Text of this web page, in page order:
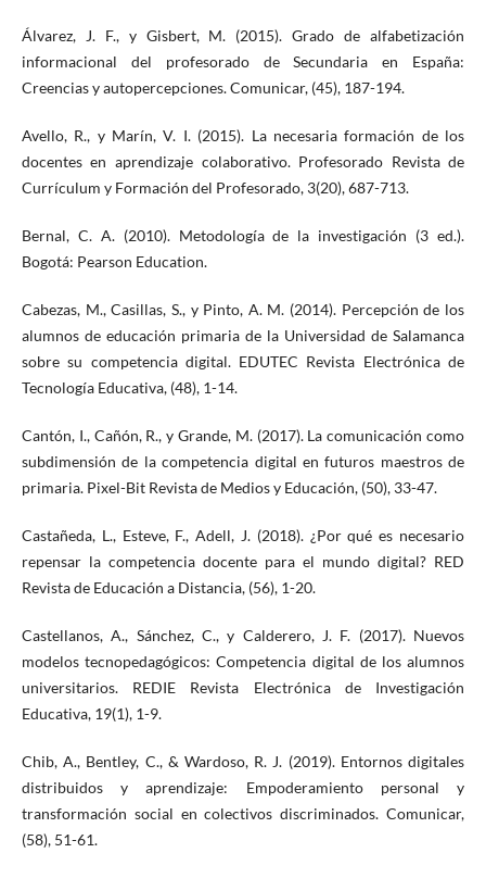
Álvarez, J. F., y Gisbert, M. (2015). Grado de alfabetización
informacional del profesorado de Secundaria en España:
Creencias y autopercepciones. Comunicar, (45), 187-194.
Avello, R., y Marín, V. I. (2015). La necesaria formación de los
docentes en aprendizaje colaborativo. Profesorado Revista de
Currículum y Formación del Profesorado, 3(20), 687-713.
Bernal, C. A. (2010). Metodología de la investigación (3 ed.).
Bogotá: Pearson Education.
Cabezas, M., Casillas, S., y Pinto, A. M. (2014). Percepción de los
alumnos de educación primaria de la Universidad de Salamanca
sobre su competencia digital. EDUTEC Revista Electrónica de
Tecnología Educativa, (48), 1-14.
Cantón, I., Cañón, R., y Grande, M. (2017). La comunicación como
subdimensión de la competencia digital en futuros maestros de
primaria. Pixel-Bit Revista de Medios y Educación, (50), 33-47.
Castañeda, L., Esteve, F., Adell, J. (2018). ¿Por qué es necesario
repensar la competencia docente para el mundo digital? RED
Revista de Educación a Distancia, (56), 1-20.
Castellanos, A., Sánchez, C., y Calderero, J. F. (2017). Nuevos
modelos tecnopedagógicos: Competencia digital de los alumnos
universitarios. REDIE Revista Electrónica de Investigación
Educativa, 19(1), 1-9.
Chib, A., Bentley, C., & Wardoso, R. J. (2019). Entornos digitales
distribuidos y aprendizaje: Empoderamiento personal y
transformación social en colectivos discriminados. Comunicar,
(58), 51-61.